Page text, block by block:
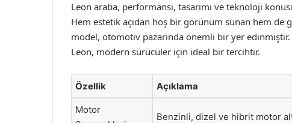
Leon araba, performansı, tasarımı ve teknoloji
Hem estetik açıdan hoş bir görünüm sunan hem
model, otomotiv pazarında önemli bir yer edinmiştir.
Leon, modern sürücüler için ideal bir tercihtir.
Özellik Açıklama
Motor
Benzinli, dizel ve hibrit motor